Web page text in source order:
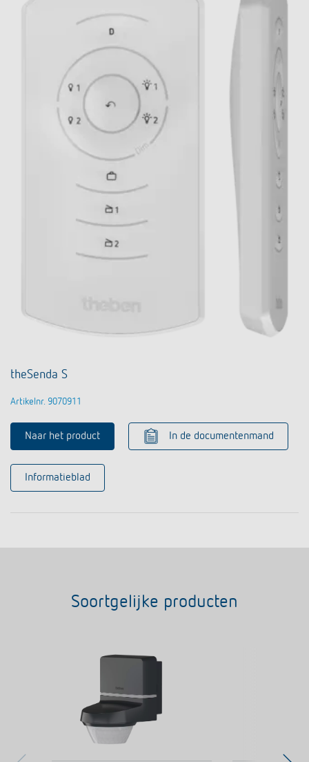
theSenda S
Artikelnr. 9070911
Naar het product In de documentenmand
Informatieblad
Soortgelijke producten